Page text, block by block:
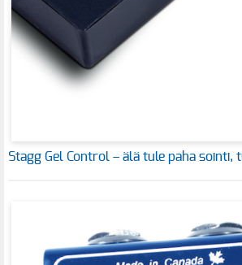
Stagg Gel Control – älä tule paha sointi,